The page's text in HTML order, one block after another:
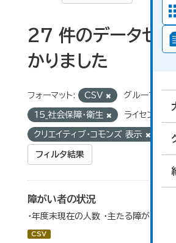
27 件のデータセッ
かりました
フォーマット: CSV グループ:
15_社会保障・衛生 ライセンス:
クリエイティブ・コモンズ 表示
フィルタ結果
障がい者の状況
・年度末現在の人数 ・主たる障がい部位
CSV